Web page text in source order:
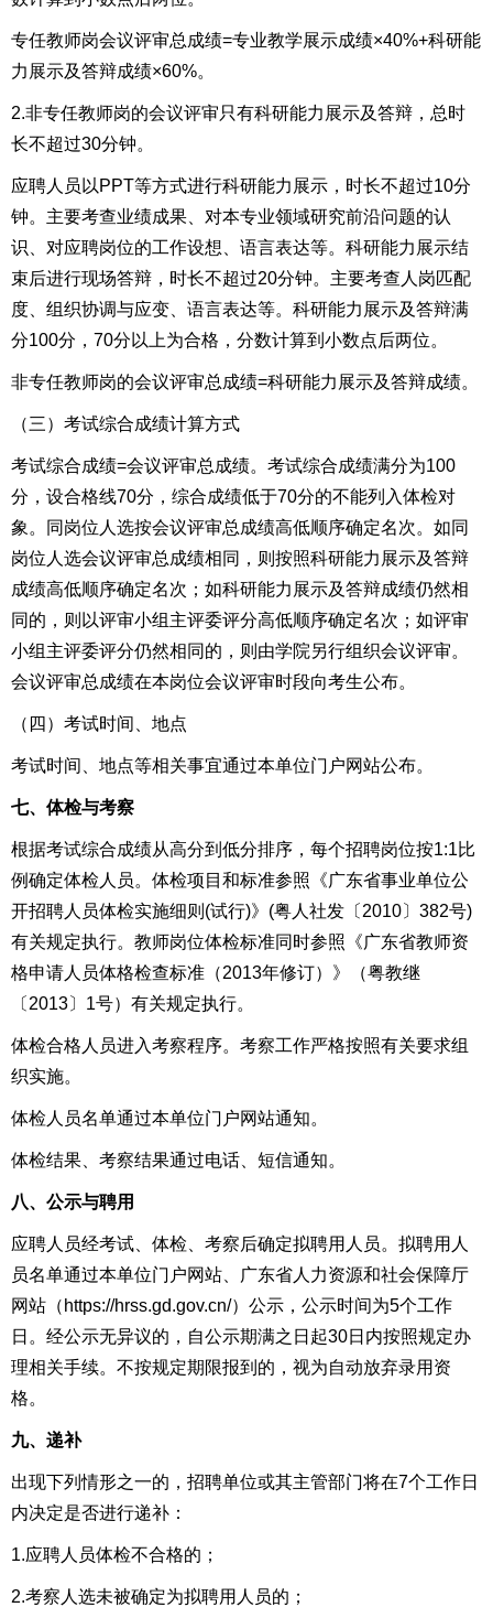
专任教师岗会议评审总成绩=专业教学展示成绩×40%+科研能
力展示及答辩成绩×60%。
2.非专任教师岗的会议评审只有科研能力展示及答辩，总时
长不超过30分钟。
应聘人员以PPT等方式进行科研能力展示，时长不超过10分
钟。主要考查业绩成果、对本专业领域研究前沿问题的认
识、对应聘岗位的工作设想、语言表达等。科研能力展示结
束后进行现场答辩，时长不超过20分钟。主要考查人岗匹配
度、组织协调与应变、语言表达等。科研能力展示及答辩满
分100分，70分以上为合格，分数计算到小数点后两位。
非专任教师岗的会议评审总成绩=科研能力展示及答辩成绩。
（三）考试综合成绩计算方式
考试综合成绩=会议评审总成绩。考试综合成绩满分为100
分，设合格线70分，综合成绩低于70分的不能列入体检对
象。同岗位人选按会议评审总成绩高低顺序确定名次。如同
岗位人选会议评审总成绩相同，则按照科研能力展示及答辩
成绩高低顺序确定名次；如科研能力展示及答辩成绩仍然相
同的，则以评审小组主评委评分高低顺序确定名次；如评审
小组主评委评分仍然相同的，则由学院另行组织会议评审。
会议评审总成绩在本岗位会议评审时段向考生公布。
（四）考试时间、地点
考试时间、地点等相关事宜通过本单位门户网站公布。
七、体检与考察
根据考试综合成绩从高分到低分排序，每个招聘岗位按1:1比
例确定体检人员。体检项目和标准参照《广东省事业单位公
开招聘人员体检实施细则(试行)》(粤人社发〔2010〕382号)
有关规定执行。教师岗位体检标准同时参照《广东省教师资
格申请人员体格检查标准（2013年修订）》（粤教继
〔2013〕1号）有关规定执行。
体检合格人员进入考察程序。考察工作严格按照有关要求组
织实施。
体检人员名单通过本单位门户网站通知。
体检结果、考察结果通过电话、短信通知。
八、公示与聘用
应聘人员经考试、体检、考察后确定拟聘用人员。拟聘用人
员名单通过本单位门户网站、广东省人力资源和社会保障厅
网站（https://hrss.gd.gov.cn/）公示，公示时间为5个工作
日。经公示无异议的，自公示期满之日起30日内按照规定办
理相关手续。不按规定期限报到的，视为自动放弃录用资
格。
九、递补
出现下列情形之一的，招聘单位或其主管部门将在7个工作日
内决定是否进行递补：
1.应聘人员体检不合格的；
2.考察人选未被确定为拟聘用人员的；